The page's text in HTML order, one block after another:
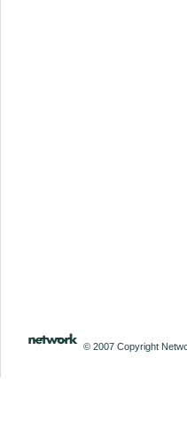
© 2007 Copyright